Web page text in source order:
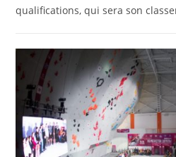
qualifications, qui sera son